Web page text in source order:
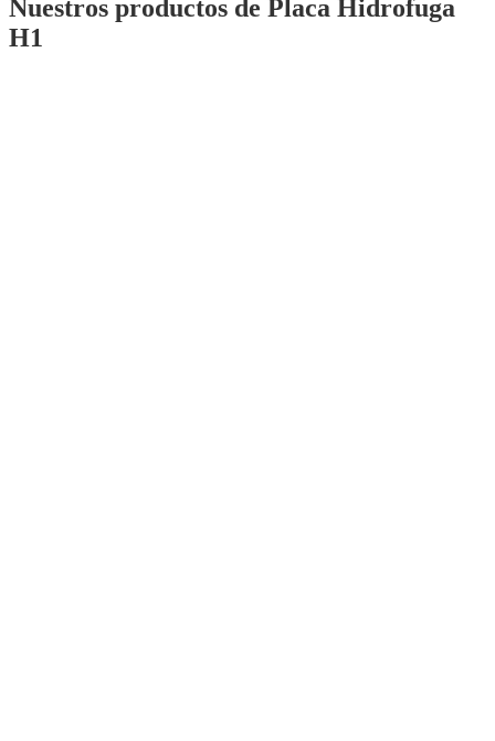
Nuestros productos de Placa Hidrofuga
H1